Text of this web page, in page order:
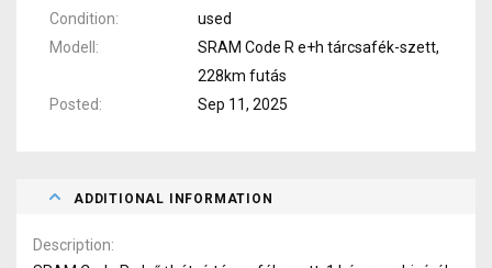
Condition
used
Modell
SRAM Code R e+h tárcsafék-szett,
228km futás
Posted
Sep 11, 2025
ADDITIONAL INFORMATION
Description